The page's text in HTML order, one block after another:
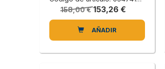
158,00 € 153,26 €
AÑADIR